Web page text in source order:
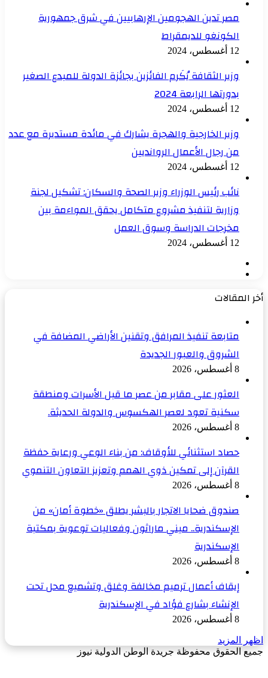
مصر تدين الهجومين الإرهابيين في شرق جمهورية
الكونغو للديمقراط
12 أغسطس، 2024
وزير الثقافة يُكَرم الفائزين بجائزة الدولة للمبدع الصغير
بدورتها الرابعة 2024
12 أغسطس، 2024
وزير الخارجية والهجرة يشارك في مائدة مستديرة مع عدد
من رجال الأعمال الروانديين
12 أغسطس، 2024
نائب رئيس الوزراء وزير الصحة والسكان: تشكيل لجنة
وزارية لتنفيذ مشروع متكامل يحقق المواءمة بين
مخرجات الدراسة وسوق العمل
12 أغسطس، 2024
أخر المقالات
متابعة تنفيذ المرافق وتقنين الأراضي المضافة في
الشروق والعبور الجديدة
8 أغسطس، 2026
العثور على مقابر من عصر ما قبل الأسرات ومنطقة
سكنية تعود لعصر الهكسوس والدولة الحديثة.
8 أغسطس، 2026
حصاد استثنائي للأوقاف: من بناء الوعي ورعاية حفظة
القرآن إلى تمكين ذوي الهمم وتعزيز التعاون التنموي
8 أغسطس، 2026
صندوق ضحايا الاتجار بالبشر يطلق «خطوة أمان» من
الإسكندرية.. ميني ماراثون وفعاليات توعوية بمكتبة
الإسكندرية
8 أغسطس، 2026
إيقاف أعمال ترميم مخالفة وغلق وتشميع محل تحت
الإنشاء بشارع فؤاد في الإسكندرية
8 أغسطس، 2026
اظهر المزيد
جميع الحقوق محفوظة جريدة الوطن الدولية نيوز